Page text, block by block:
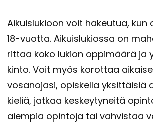
Ai­kuis­lu­kioon voit ha­keu­tua,
18-​vuotta. Ai­kuis­lu­kios­sa on
rit­taa koko lu­kion op­pi­mää­rä
kin­to. Voit myös ko­rot­taa
vo­sa­no­ja­si, opis­kel­la yk­sit­täi­siä
kie­liä, jat­kaa kes­key­ty­nei­tä
ai­em­pia opin­to­ja tai vah­vis­taa